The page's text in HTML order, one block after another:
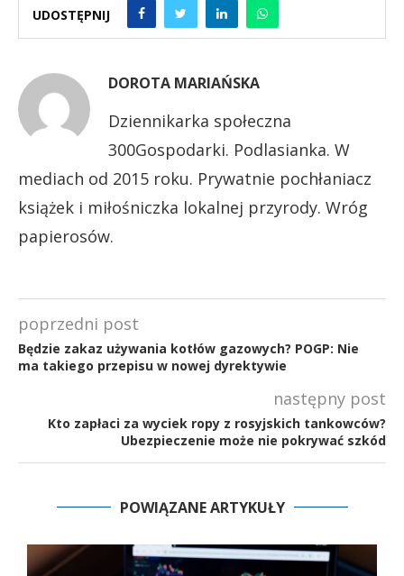
UDOSTĘPNIJ
DOROTA MARIAŃSKA
Dziennikarka społeczna
300Gospodarki. Podlasianka. W
mediach od 2015 roku. Prywatnie pochłaniacz
książek i miłośniczka lokalnej przyrody. Wróg
papierosów.
poprzedni post
Będzie zakaz używania kotłów gazowych? POGP: Nie
ma takiego przepisu w nowej dyrektywie
następny post
Kto zapłaci za wyciek ropy z rosyjskich tankowców?
Ubezpieczenie może nie pokrywać szkód
POWIĄZANE ARTYKUŁY